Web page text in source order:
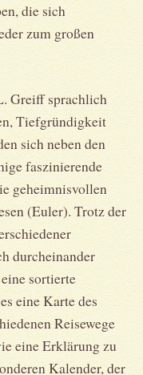
die sich
zum großen
Greiff sprachlich
Tiefgründigkeit
sich neben den
faszinierende
geheimnisvollen
(Euler). Trotz der
durcheinander
sortierte
eine Karte des
Reisewege
eine Erklärung zu
Kalender, der